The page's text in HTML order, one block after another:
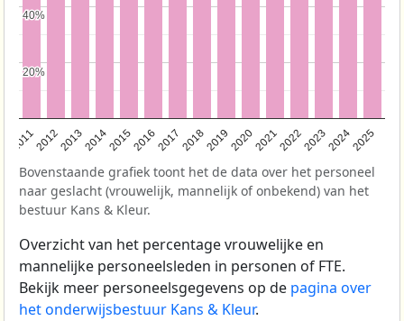
201120122013201420152016201720182019202020212022202320242025
20%
20%
40%
40%
Bovenstaande grafiek toont het de data over het personeel
naar geslacht (vrouwelijk, mannelijk of onbekend) van het
bestuur Kans & Kleur.
Overzicht van het percentage vrouwelijke en
mannelijke personeelsleden in personen of FTE.
Bekijk meer personeelsgegevens op de pagina over
het onderwijsbestuur Kans & Kleur.